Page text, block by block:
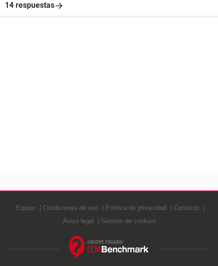
14 respuestas
Equipo Condiciones de uso Política de privacidad
Contacto
Aviso legal
Gestión de cookies